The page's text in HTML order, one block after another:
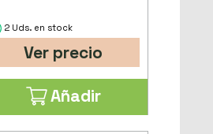
2 Uds. en stock
Ver precio
Añadir